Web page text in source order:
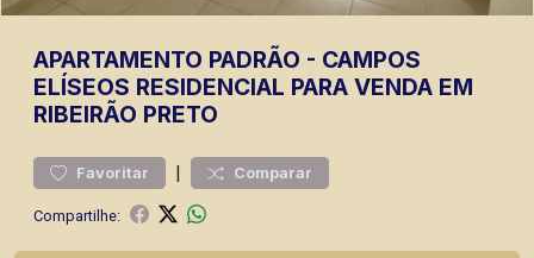
APARTAMENTO PADRÃO - CAMPOS
ELÍSEOS RESIDENCIAL PARA VENDA EM
RIBEIRÃO PRETO
Favoritar | Comparar
Compartilhe: